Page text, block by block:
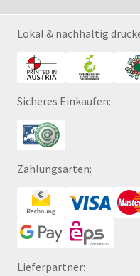
Lokal & nachhaltig
Sicheres Einkaufen:
Zahlungsarten:
Lieferpartner: